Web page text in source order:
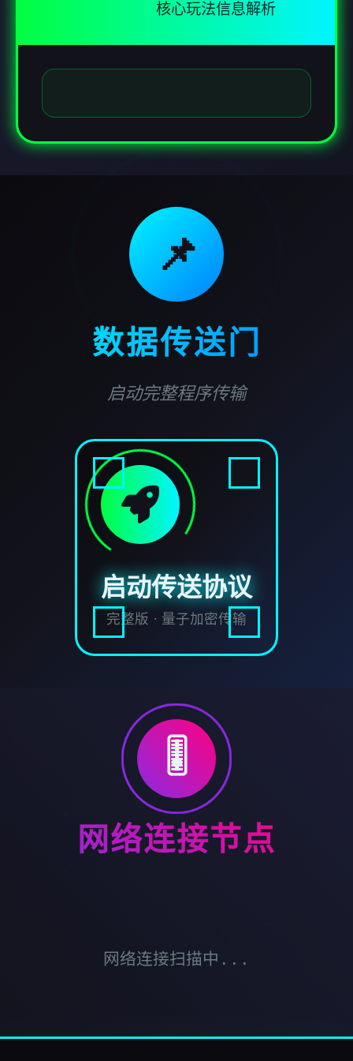
核心玩法信息解析
📌
数据传送门
启动完整程序传输
启动传送协议
完整版 · 量子加密传输
🎚️
网络连接节点
网络连接扫描中...